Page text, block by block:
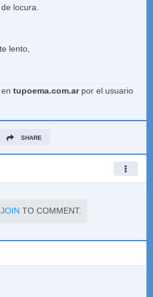
locura.
lento,
tupoema.com.arpor el usuario
SHARE
JOIN TO COMMENT.